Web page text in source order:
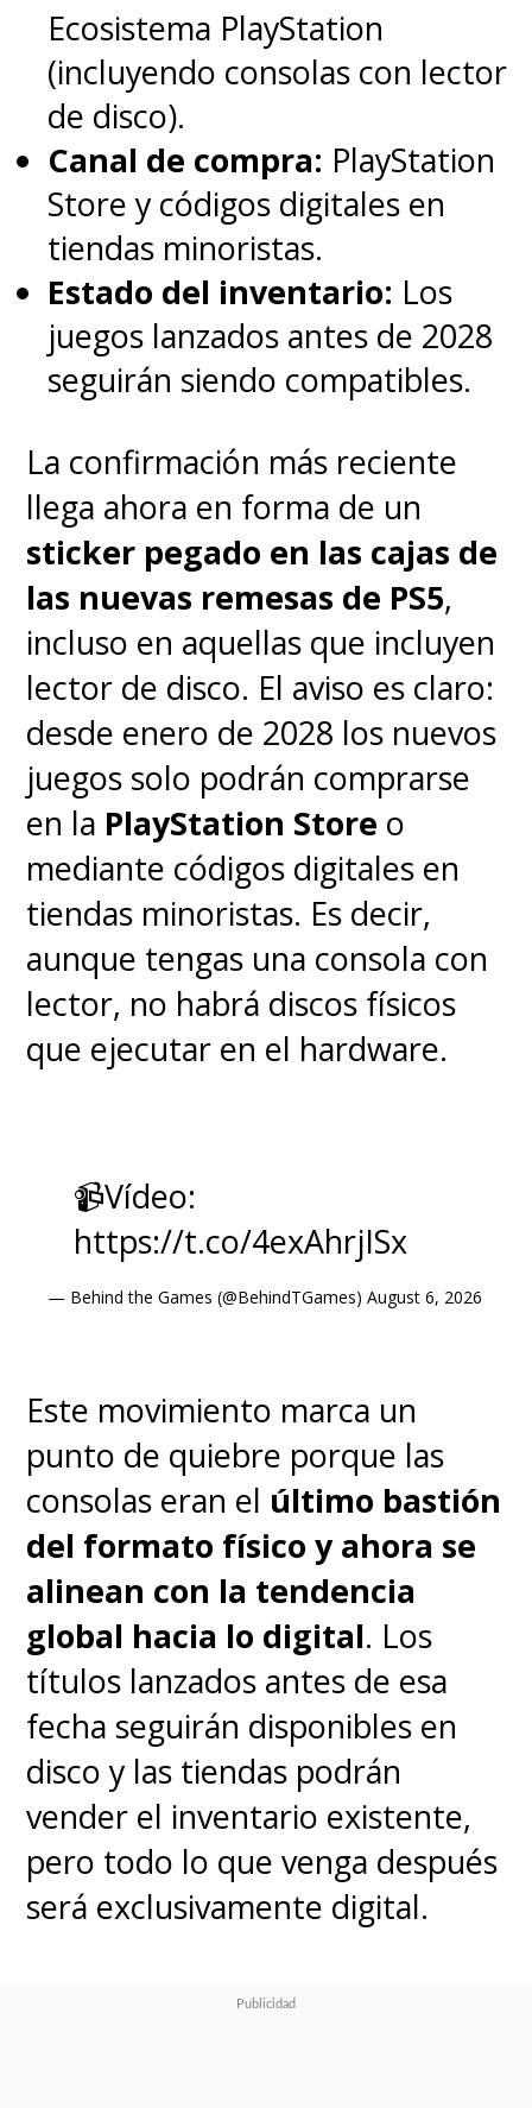
Ecosistema PlayStation
(incluyendo consolas con lector
de disco).
Canal de compra: PlayStation
Store y códigos digitales en
tiendas minoristas.
Estado del inventario: Los
juegos lanzados antes de 2028
seguirán siendo compatibles.
La confirmación más reciente
llega ahora en forma de un
sticker pegado en las cajas de
las nuevas remesas de PS5,
incluso en aquellas que incluyen
lector de disco. El aviso es claro:
desde enero de 2028 los nuevos
juegos solo podrán comprarse
en la PlayStation Store o
mediante códigos digitales en
tiendas minoristas. Es decir,
aunque tengas una consola con
lector, no habrá discos físicos
que ejecutar en el hardware.
📹Vídeo:
https://t.co/4exAhrjISx
— Behind the Games (@BehindTGames) August 6, 2026
Este movimiento marca un
punto de quiebre porque las
consolas eran el último bastión
del formato físico y ahora se
alinean con la tendencia
global hacia lo digital. Los
títulos lanzados antes de esa
fecha seguirán disponibles en
disco y las tiendas podrán
vender el inventario existente,
pero todo lo que venga después
será exclusivamente digital.